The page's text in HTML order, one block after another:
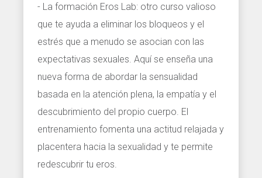
- La formación Eros Lab: otro curso valioso
que te ayuda a eliminar los bloqueos y el
estrés que a menudo se asocian con las
expectativas sexuales. Aquí se enseña una
nueva forma de abordar la sensualidad
basada en la atención plena, la empatía y el
descubrimiento del propio cuerpo. El
entrenamiento fomenta una actitud relajada y
placentera hacia la sexualidad y te permite
redescubrir tu eros.